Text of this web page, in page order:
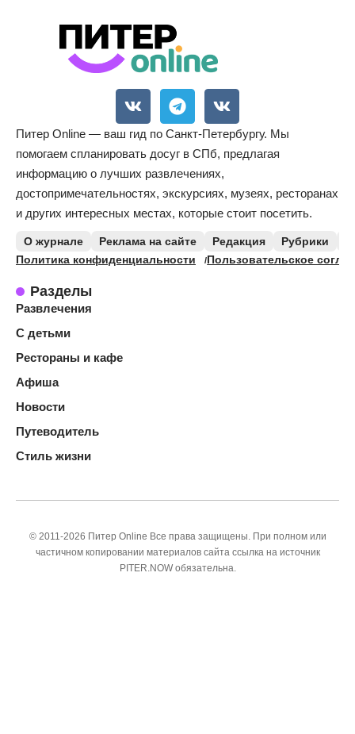
Питер Online — ваш гид по Санкт-Петербургу. Мы
помогаем спланировать досуг в СПб, предлагая
информацию о лучших развлечениях,
достопримечательностях, экскурсиях, музеях, ресторанах
и других интересных местах, которые стоит посетить.
О журнале Реклама на сайте Редакция Рубрики
Политика конфиденциальности
Пользовательское
Разделы
Развлечения
С детьми
Рестораны и кафе
Афиша
Новости
Путеводитель
Стиль жизни
© 2011-2026 Питер Online Все права защищены. При полном или
частичном копировании материалов сайта ссылка на источник
PITER.NOW обязательна.